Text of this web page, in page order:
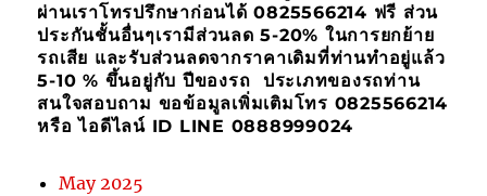
ผ่านเราโทรปรึกษาก่อนได้ 0825566214 ฟรี ส่วน
ประกันชั้นอื่นๆเรามีส่วนลด 5-20% ในการยกย้าย
รถเสีย และรับส่วนลดจากราคาเดิมที่ท่านทำอยู่แล้ว
5-10 % ขึ้นอยู่กับ ปีของรถ ประเภทของรถท่าน
สนใจสอบถาม ขอข้อมูลเพิ่มเติมโทร 0825566214
หรือ ไอดีไลน์ ID LINE 0888999024
May 2025